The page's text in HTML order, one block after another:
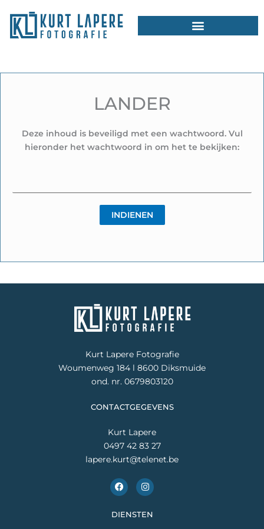
naar
LANDER
Deze inhoud is beveiligd met een wachtwoord. Vul
hieronder het wachtwoord in om het te bekijken:
Kurt Lapere Fotografie
Woumenweg 184 l 8600 Diksmuide
ond. nr. 0679803120
CONTACTGEGEVENS
Kurt Lapere
0497 42 83 27
lapere.kurt@telenet.be
F
a
c
b
I
n
s
a
DIENSTEN